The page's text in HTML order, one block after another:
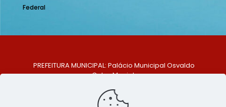
Federal
PREFEITURA MUNICIPAL: Palácio Municipal Osvaldo
Celso Maciel
Centro, São Bento do Una - PE. CEP: 553370-128
TELEFONE: (81) 99548-1569